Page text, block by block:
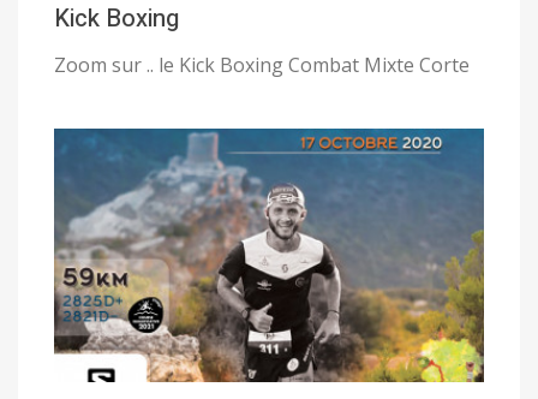
Kick Boxing
Zoom sur .. le Kick Boxing Combat Mixte Corte